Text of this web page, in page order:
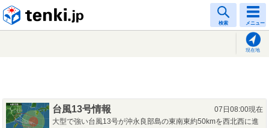
検索 メニュー
現在地
台風13号情報
07日08:00現在
大型で強い台風13号が沖永良部島の東南東約50kmを西北西に進